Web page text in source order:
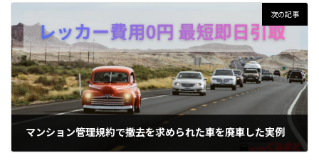
次の記事
マンション管理規約で撤去を求められた車を廃車した実例